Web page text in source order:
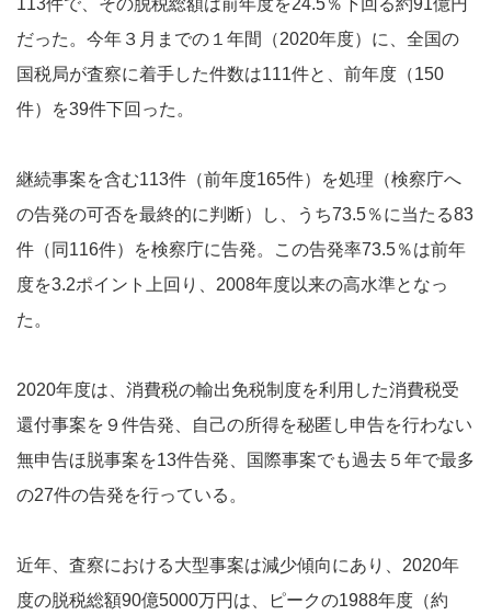
113件で、その脱税総額は前年度を24.5％下回る約91億円
だった。今年３月までの１年間（2020年度）に、全国の
国税局が査察に着手した件数は111件と、前年度（150
件）を39件下回った。
継続事案を含む113件（前年度165件）を処理（検察庁へ
の告発の可否を最終的に判断）し、うち73.5％に当たる83
件（同116件）を検察庁に告発。この告発率73.5％は前年
度を3.2ポイント上回り、2008年度以来の高水準となっ
た。
2020年度は、消費税の輸出免税制度を利用した消費税受
還付事案を９件告発、自己の所得を秘匿し申告を行わない
無申告ほ脱事案を13件告発、国際事案でも過去５年で最多
の27件の告発を行っている。
近年、査察における大型事案は減少傾向にあり、2020年
度の脱税総額90億5000万円は、ピークの1988年度（約